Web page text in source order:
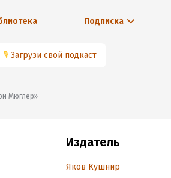
Подписка
🎙 Загрузи свой подкаст
Мюглер»
Издатель
Яков Кушнир